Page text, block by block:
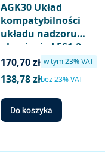
AGK30 Układ
kompatybilności
układu nadzoru
płomienia LFS1.2.. z
czujnikami płomienia
QRA2M i QRA10M do
podstawy
montażowej AGK11.7
Cena brutto
170,70 zł w tym %s VAT
w tym23%VAT
Cena netto
138,78 złbez 23% VAT
Do koszyka